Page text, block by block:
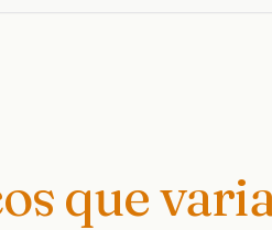
que